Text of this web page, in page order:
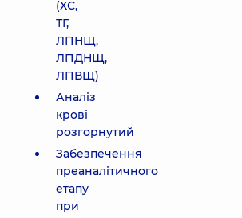
(ХС,
ТГ,
ЛПНЩ,
ЛПДНЩ,
ЛПВЩ)
Аналіз
крові
розгорнутий
Забезпечення
преаналітичного
етапу
при